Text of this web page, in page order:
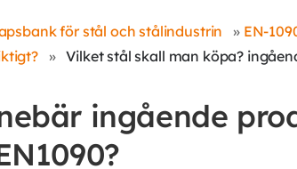
för stål och stålindustrin » EN-
» Vilket stål skall man köpa?
ingående